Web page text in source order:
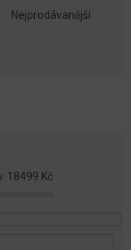
Nejprodávanější
18499 Kč